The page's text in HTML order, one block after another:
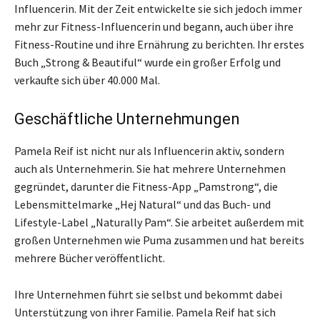
Influencerin. Mit der Zeit entwickelte sie sich jedoch immer
mehr zur Fitness-Influencerin und begann, auch über ihre
Fitness-Routine und ihre Ernährung zu berichten. Ihr erstes
Buch „Strong & Beautiful“ wurde ein großer Erfolg und
verkaufte sich über 40.000 Mal.
Geschäftliche Unternehmungen
Pamela Reif ist nicht nur als Influencerin aktiv, sondern
auch als Unternehmerin. Sie hat mehrere Unternehmen
gegründet, darunter die Fitness-App „Pamstrong“, die
Lebensmittelmarke „Hej Natural“ und das Buch- und
Lifestyle-Label „Naturally Pam“. Sie arbeitet außerdem mit
großen Unternehmen wie Puma zusammen und hat bereits
mehrere Bücher veröffentlicht.
Ihre Unternehmen führt sie selbst und bekommt dabei
Unterstützung von ihrer Familie. Pamela Reif hat sich